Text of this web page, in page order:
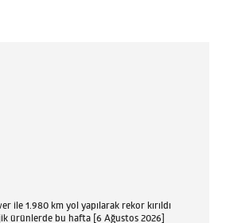
ile 1.980 km yol yapılarak rekor kırıldı
ürünlerde bu hafta [6 Ağustos 2026]